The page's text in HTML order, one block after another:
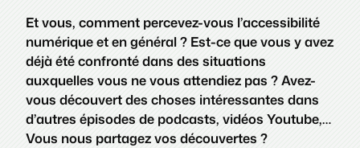
Et vous, comment percevez-vous l’accessibilité
numérique et en général ? Est-ce que vous y avez
déjà été confronté dans des situations
auxquelles vous ne vous attendiez pas ? Avez-
vous découvert des choses intéressantes dans
d’autres épisodes de podcasts, vidéos Youtube,…
Vous nous partagez vos découvertes ?